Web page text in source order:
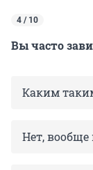
4 / 10
Вы часто
Каким
Нет,